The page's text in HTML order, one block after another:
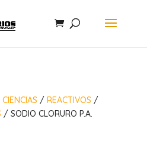
/ REACTIVOS/
/ SODIO CLORURO P.A.